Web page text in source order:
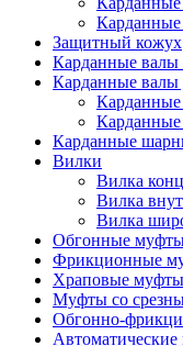
Карданные
Защитный кожух
Карданные
Карданные валы
Карданные
Вилки
Вилка
Вилка
Вилка
Обгонные
Фрикционные
Храповые муфты
Муфты со
Обгонно-